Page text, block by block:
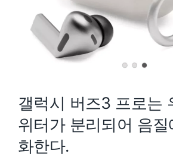
갤럭시 버즈3 프로는
위터가 분리되어 음질
화한다.